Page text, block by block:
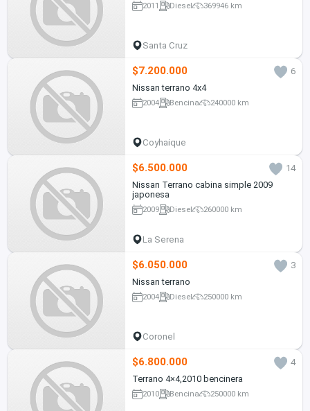
2011 Diesel 369946 km
Santa Cruz
$7.200.000
6
Nissan terrano 4x4
2004 Bencina 240000 km
Coyhaique
$6.500.000
14
Nissan Terrano cabina simple 2009
japonesa
2009 Diesel 260000 km
La Serena
$6.050.000
3
Nissan terrano
2004 Diesel 250000 km
Coronel
$6.800.000
4
Terrano 4×4,2010 bencinera
2010 Bencina 250000 km